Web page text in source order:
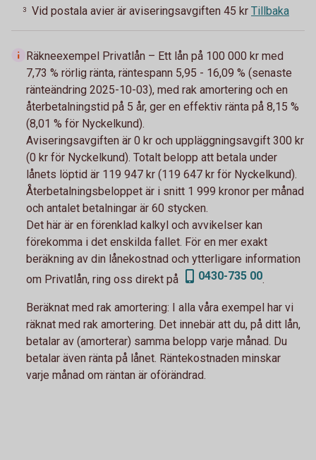
3 Vid postala avier är aviseringsavgiften 45 kr Tillbaka
Räkneexempel Privatlån – Ett lån på 100 000 kr med
7,73 % rörlig ränta, räntespann 5,95 - 16,09 % (senaste
ränteändring 2025-10-03), med rak amortering och en
återbetalningstid på 5 år, ger en effektiv ränta på 8,15 %
(8,01 % för Nyckelkund).
Aviseringsavgiften är 0 kr och uppläggningsavgift 300 kr
(0 kr för Nyckelkund). Totalt belopp att betala under
lånets löptid är 119 947 kr (119 647 kr för Nyckelkund).
Återbetalningsbeloppet är i snitt 1 999 kronor per månad
och antalet betalningar är 60 stycken.
Det här är en förenklad kalkyl och avvikelser kan
förekomma i det enskilda fallet. För en mer exakt
beräkning av din lånekostnad och ytterligare information
om Privatlån, ring oss direkt på
0430-735 00.
Beräknat med rak amortering: I alla våra exempel har vi
räknat med rak amortering. Det innebär att du, på ditt lån,
betalar av (amorterar) samma belopp varje månad. Du
betalar även ränta på lånet. Räntekostnaden minskar
varje månad om räntan är oförändrad.